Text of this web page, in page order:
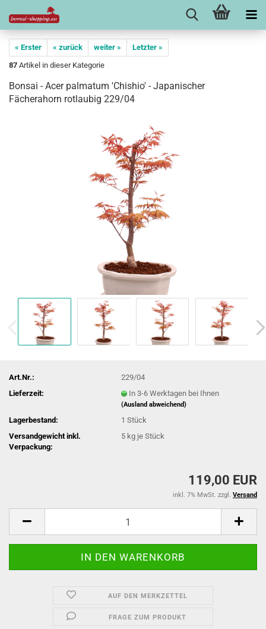
« Erster « zurück weiter »
Letzter »
87 Artikel in dieser Kategorie
Bonsai - Acer palmatum 'Chishio' - Japanischer
Fächerahorn rotlaubig 229/04
Art.Nr.:
229/04
Lieferzeit:
In 3-6 Werktagen bei Ihnen
(Ausland abweichend)
Lagerbestand: 1Stück
Versandgewicht inkl.
Verpackung:
5 kg je Stück
119,00 EUR
inkl. 7% MwSt. zzgl. Versand
AUF DEN MERKZETTEL
FRAGE ZUM PRODUKT